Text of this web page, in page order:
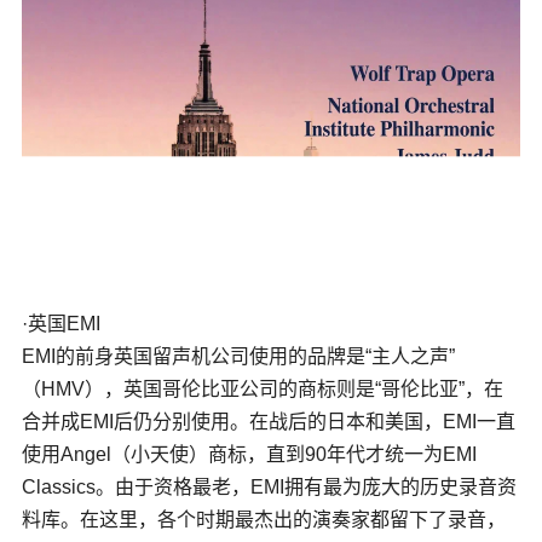
·英国EMI
EMI的前身英国留声机公司使用的品牌是“主人之声”
（HMV），英国哥伦比亚公司的商标则是“哥伦比亚”，在
合并成EMI后仍分别使用。在战后的日本和美国，EMI一直
使用Angel（小天使）商标，直到90年代才统一为EMI
Classics。由于资格最老，EMI拥有最为庞大的历史录音资
料库。在这里，各个时期最杰出的演奏家都留下了录音，